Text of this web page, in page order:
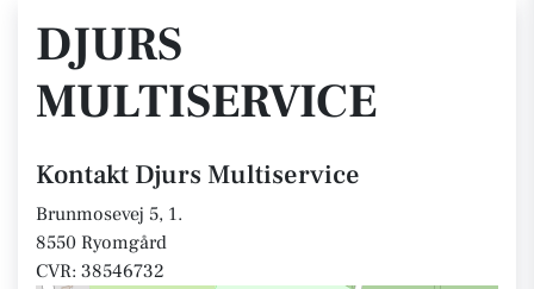
DJURS
MULTISERVICE
Kontakt Djurs Multiservice
Brunmosevej 5, 1.
8550 Ryomgård
CVR: 38546732